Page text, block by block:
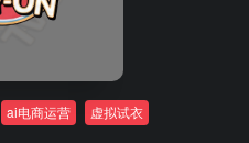
ai电商运营 虚拟试衣